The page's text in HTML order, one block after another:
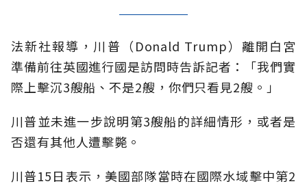
法新社報導，川普（Donald Trump）離開白宮
準備前往英國進行國是訪問時告訴記者：「我們實
際上擊沉3艘船、不是2艘，你們只看見2艘。」
川普並未進一步說明第3艘船的詳細情形，或者是
否還有其他人遭擊斃。
川普15日表示，美國部隊當時在國際水域擊中第2